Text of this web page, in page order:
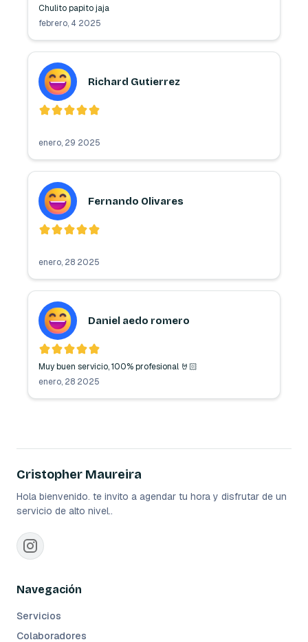
Chulito papito jaja
febrero, 4 2025
Richard Gutierrez
enero, 29 2025
Fernando Olivares
enero, 28 2025
Daniel aedo romero
Muy buen servicio, 100% profesional 🤘🏻
enero, 28 2025
Cristopher Maureira
Hola bienvenido. te invito a agendar tu hora y disfrutar de un
servicio de alto nivel..
Navegación
Servicios
Colaboradores